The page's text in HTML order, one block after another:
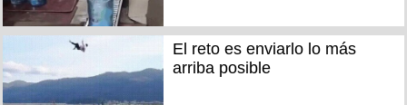
El reto es enviarlo lo más
arriba posible